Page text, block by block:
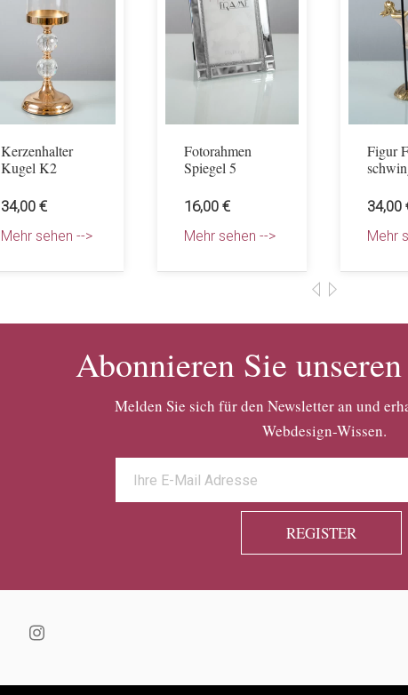
REGISTER
Melden Sie sich für den Newsletter an und
Webdesign-Wissen.
Abonnieren Sie
Kerzenhalter
Kugel K2
34,00 €
Mehr sehen -->
Fotorahmen
Spiegel 5
16,00 €
Mehr sehen -->
Figur
34,00
Mehr